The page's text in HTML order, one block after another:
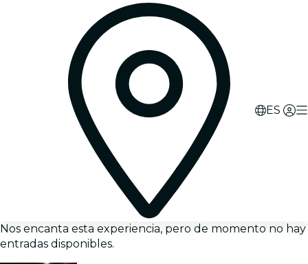
ES
Nos encanta esta experiencia, pero de momento no hay
entradas disponibles.